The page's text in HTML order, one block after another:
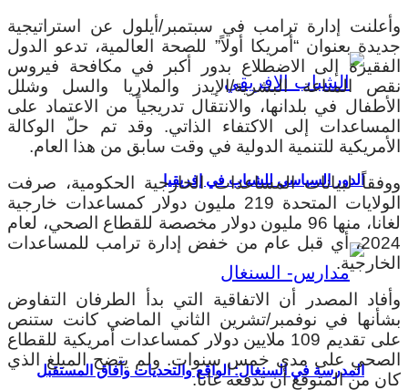
الدور السياسي للشباب في إفريقيا
المدرسة في السنغال: الواقع والتحديات وآفاق المستقبل
وأعلنت إدارة ترامب في سبتمبر/أيلول عن استراتيجية
جديدة بعنوان “أمريكا أولاً” للصحة العالمية، تدعو الدول
الفقيرة إلى الاضطلاع بدور أكبر في مكافحة فيروس
نقص المناعة البشرية/الإيدز والملاريا والسل وشلل
الأطفال في بلدانها، والانتقال تدريجياً من الاعتماد على
المساعدات إلى الاكتفاء الذاتي. وقد تم حلّ الوكالة
الأمريكية للتنمية الدولية في وقت سابق من هذا العام.
ووفقاً لبيانات المساعدات الخارجية الحكومية، صرفت
الولايات المتحدة 219 مليون دولار كمساعدات خارجية
لغانا، منها 96 مليون دولار مخصصة للقطاع الصحي، لعام
2024، أي قبل عام من خفض إدارة ترامب للمساعدات
الخارجية.
وأفاد المصدر أن الاتفاقية التي بدأ الطرفان التفاوض
بشأنها في نوفمبر/تشرين الثاني الماضي كانت ستنص
على تقديم 109 ملايين دولار كمساعدات أمريكية للقطاع
الصحي على مدى خمس سنوات. ولم يتضح المبلغ الذي
كان من المتوقع أن تدفعه غانا.